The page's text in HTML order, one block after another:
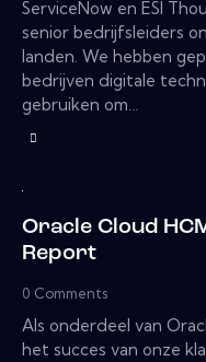
ServiceNow en ESI
senior bedrijfsleiders
landen. We hebben
bedrijven digitale
gebruiken om…
Oracle Cloud
Report
0 Comments
Als onderdeel van
het succes van onze